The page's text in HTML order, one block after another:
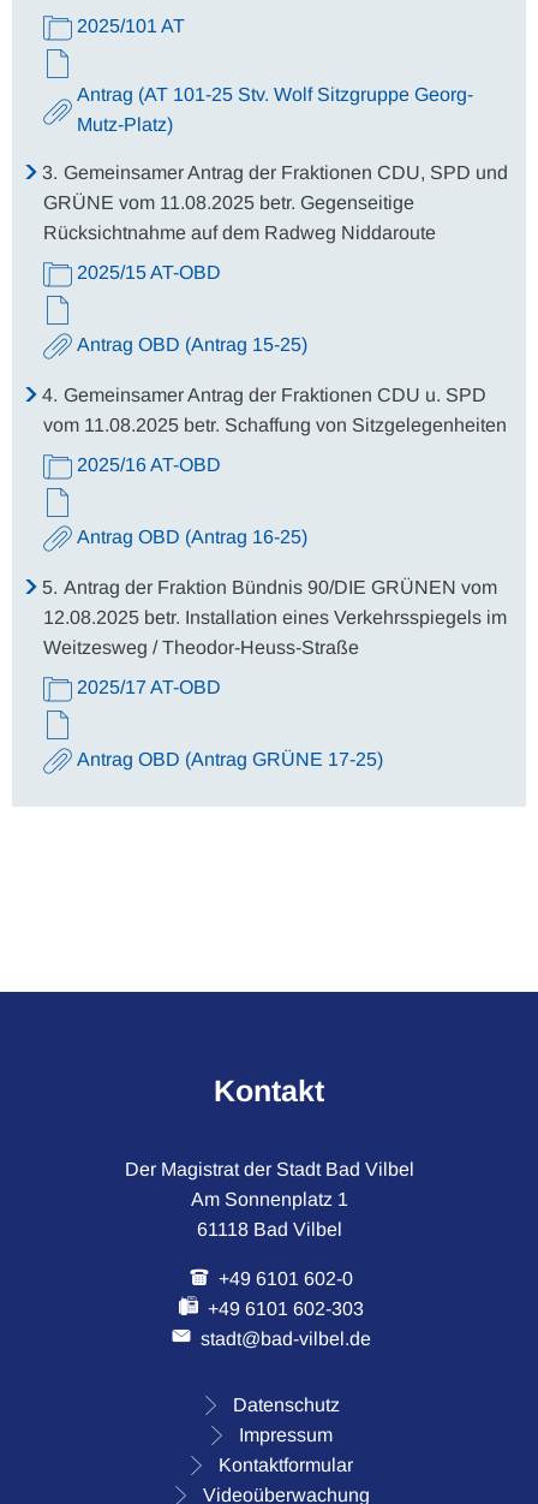
2025/101 AT
Antrag (AT 101-25 Stv. Wolf Sitzgruppe Georg-
Mutz-Platz)
3. Gemeinsamer Antrag der Fraktionen CDU, SPD und
GRÜNE vom 11.08.2025 betr. Gegenseitige
Rücksichtnahme auf dem Radweg Niddaroute
2025/15 AT-OBD
Antrag OBD (Antrag 15-25)
4. Gemeinsamer Antrag der Fraktionen CDU u. SPD
vom 11.08.2025 betr. Schaffung von Sitzgelegenheiten
2025/16 AT-OBD
Antrag OBD (Antrag 16-25)
5. Antrag der Fraktion Bündnis 90/DIE GRÜNEN vom
12.08.2025 betr. Installation eines Verkehrsspiegels im
Weitzesweg / Theodor-Heuss-Straße
2025/17 AT-OBD
Antrag OBD (Antrag GRÜNE 17-25)
Kontakt
Der Magistrat der Stadt Bad Vilbel
Am Sonnenplatz 1
61118 Bad Vilbel
+49 6101 602-0
+49 6101 602-303
stadt@bad-vilbel.de
Datenschutz
Impressum
Kontaktformular
Videoüberwachung